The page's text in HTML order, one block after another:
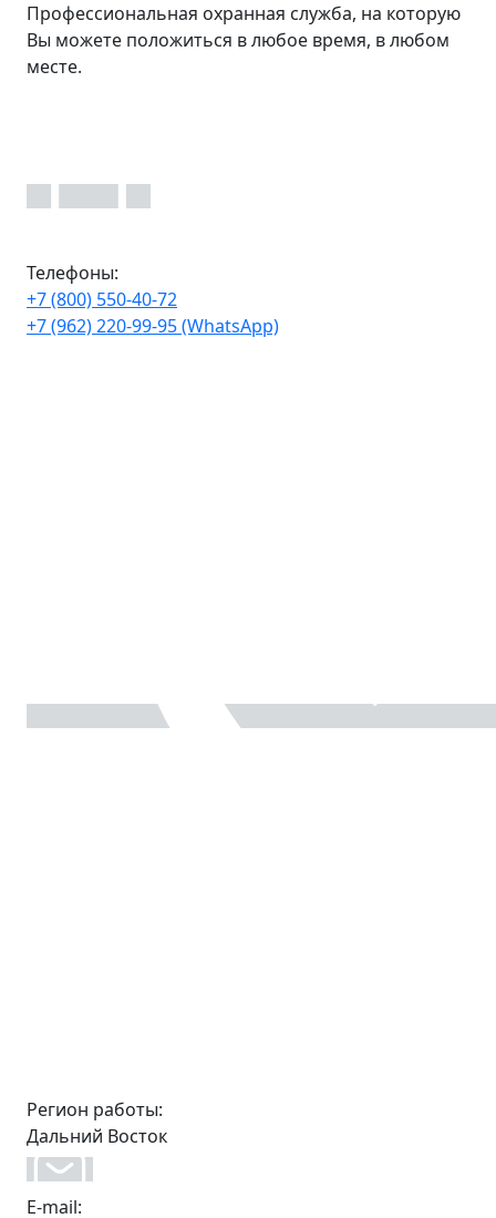
Профессиональная охранная служба, на которую
Вы можете положиться в любое время, в любом
месте.
Телефоны:
+7 (800) 550-40-72
+7 (962) 220-99-95 (WhatsApp)
Регион работы:
Дальний Восток
E-mail: